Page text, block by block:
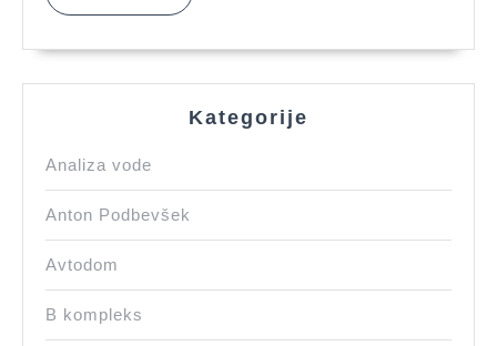
MORE
Kategorije
Analiza vode
Anton Podbevšek
Avtodom
B kompleks